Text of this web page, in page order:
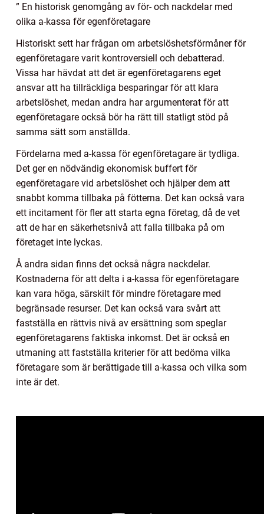
” En historisk genomgång av för- och nackdelar med
olika a-kassa för egenföretagare
Historiskt sett har frågan om arbetslöshetsförmåner för
egenföretagare varit kontroversiell och debatterad.
Vissa har hävdat att det är egenföretagarens eget
ansvar att ha tillräckliga besparingar för att klara
arbetslöshet, medan andra har argumenterat för att
egenföretagare också bör ha rätt till statligt stöd på
samma sätt som anställda.
Fördelarna med a-kassa för egenföretagare är tydliga.
Det ger en nödvändig ekonomisk buffert för
egenföretagare vid arbetslöshet och hjälper dem att
snabbt komma tillbaka på fötterna. Det kan också vara
ett incitament för fler att starta egna företag, då de vet
att de har en säkerhetsnivå att falla tillbaka på om
företaget inte lyckas.
Å andra sidan finns det också några nackdelar.
Kostnaderna för att delta i a-kassa för egenföretagare
kan vara höga, särskilt för mindre företagare med
begränsade resurser. Det kan också vara svårt att
fastställa en rättvis nivå av ersättning som speglar
egenföretagarens faktiska inkomst. Det är också en
utmaning att fastställa kriterier för att bedöma vilka
företagare som är berättigade till a-kassa och vilka som
inte är det.